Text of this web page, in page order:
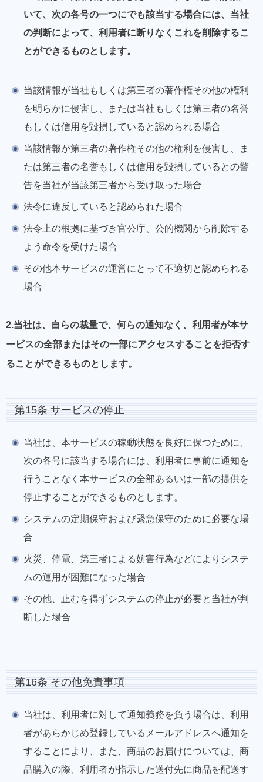
いて、次の各号の一つにでも該当する場合には、当社
の判断によって、利用者に断りなくこれを削除するこ
とができるものとします。
当該情報が当社もしくは第三者の著作権その他の権利
を明らかに侵害し、または当社もしくは第三者の名誉
もしくは信用を毀損していると認められる場合
当該情報が第三者の著作権その他の権利を侵害し、ま
たは第三者の名誉もしくは信用を毀損しているとの警
告を当社が当該第三者から受け取った場合
法令に違反していると認められた場合
法令上の根拠に基づき官公庁、公的機関から削除する
よう命令を受けた場合
その他本サービスの運営にとって不適切と認められる
場合
2.当社は、自らの裁量で、何らの通知なく、利用者が本サ
ービスの全部またはその一部にアクセスすることを拒否す
ることができるものとします。
第15条 サービスの停止
当社は、本サービスの稼動状態を良好に保つために、
次の各号に該当する場合には、利用者に事前に通知を
行うことなく本サービスの全部あるいは一部の提供を
停止することができるものとします。
システムの定期保守および緊急保守のために必要な場
合
火災、停電、第三者による妨害行為などによりシステ
ムの運用が困難になった場合
その他、止むを得ずシステムの停止が必要と当社が判
断した場合
第16条 その他免責事項
当社は、利用者に対して通知義務を負う場合は、利用
者があらかじめ登録しているメールアドレスへ通知を
することにより、また、商品のお届けについては、商
品購入の際、利用者が指示した送付先に商品を配送す